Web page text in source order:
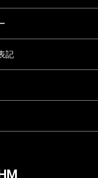
記